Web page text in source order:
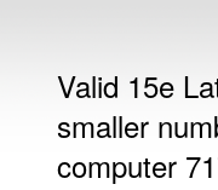
Valid 15e
smaller
computer